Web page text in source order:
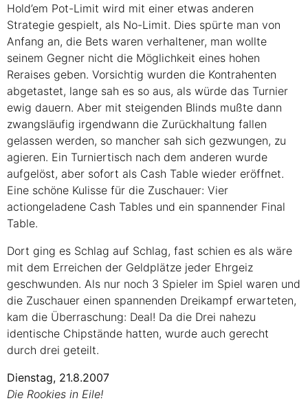
Hold’em Pot-Limit wird mit einer etwas anderen
Strategie gespielt, als No-Limit. Dies spürte man von
Anfang an, die Bets waren verhaltener, man wollte
seinem Gegner nicht die Möglichkeit eines hohen
Reraises geben. Vorsichtig wurden die Kontrahenten
abgetastet, lange sah es so aus, als würde das Turnier
ewig dauern. Aber mit steigenden Blinds mußte dann
zwangsläufig irgendwann die Zurückhaltung fallen
gelassen werden, so mancher sah sich gezwungen, zu
agieren. Ein Turniertisch nach dem anderen wurde
aufgelöst, aber sofort als Cash Table wieder eröffnet.
Eine schöne Kulisse für die Zuschauer: Vier
actiongeladene Cash Tables und ein spannender Final
Table.
Dort ging es Schlag auf Schlag, fast schien es als wäre
mit dem Erreichen der Geldplätze jeder Ehrgeiz
geschwunden. Als nur noch 3 Spieler im Spiel waren und
die Zuschauer einen spannenden Dreikampf erwarteten,
kam die Überraschung: Deal! Da die Drei nahezu
identische Chipstände hatten, wurde auch gerecht
durch drei geteilt.
Dienstag, 21.8.2007
Die Rookies in Eile!